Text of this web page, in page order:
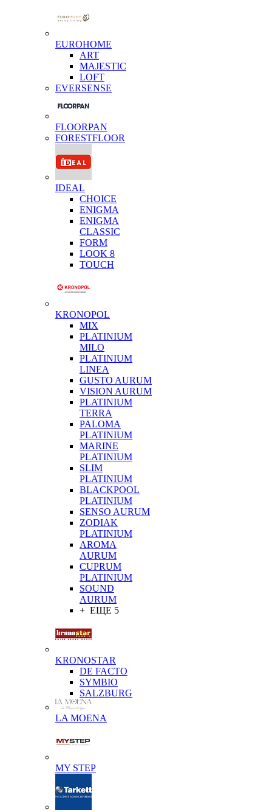
EUROHOME
ART
MAJESTIC
LOFT
EVERSENSE
FLOORPAN
FORESTFLOOR
IDEAL
CHOICE
ENIGMA
ENIGMA
CLASSIC
FORM
LOOK 8
TOUCH
KRONOPOL
MIX
PLATINIUM
MILO
PLATINIUM
LINEA
GUSTO AURUM
VISION AURUM
PLATINIUM
TERRA
PALOMA
PLATINIUM
MARINE
PLATINIUM
SLIM
PLATINIUM
BLACKPOOL
PLATINIUM
SENSO AURUM
ZODIAK
PLATINIUM
AROMA
AURUM
CUPRUM
PLATINIUM
SOUND
AURUM
+ ЕЩЕ 5
KRONOSTAR
DE FACTO
SYMBIO
SALZBURG
LA MOENA
MY STEP